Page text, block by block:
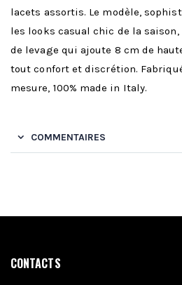
lacets assortis. Le modèle,
les looks casual chic de la
de levage qui ajoute 8 cm de
tout confort et discrétion.
mesure, 100% made in Italy.
COMMENTAIRES
CONTACTS